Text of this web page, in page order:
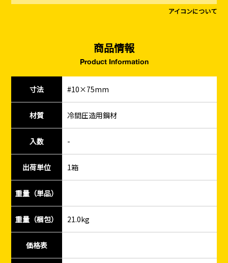
アイコンについて
商品情報
Product Information
寸法 #10×75mm
材質 冷間圧造用鋼材
入数 -
出荷単位 1箱
重量（単品）
重量（梱包） 21.0kg
価格表